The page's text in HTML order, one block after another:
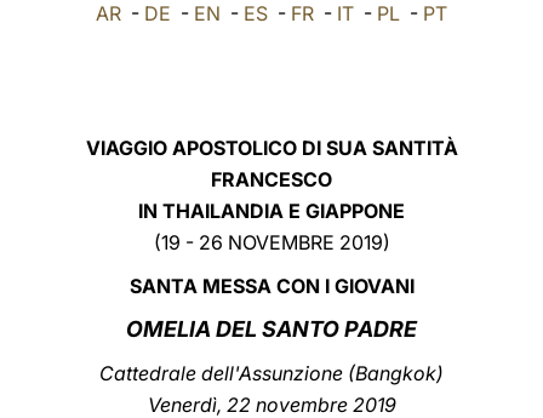
LATINE
AR - DE - EN - ES - FR - IT - PL - PT
VIAGGIO APOSTOLICO DI SUA SANTITÀ
FRANCESCO
IN THAILANDIA E GIAPPONE
(19 - 26 NOVEMBRE 2019)
SANTA MESSA CON I GIOVANI
OMELIA DEL SANTO PADRE
Cattedrale dell'Assunzione (Bangkok)
Venerdì, 22 novembre 2019